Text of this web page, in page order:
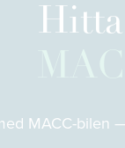
MACC-bilen